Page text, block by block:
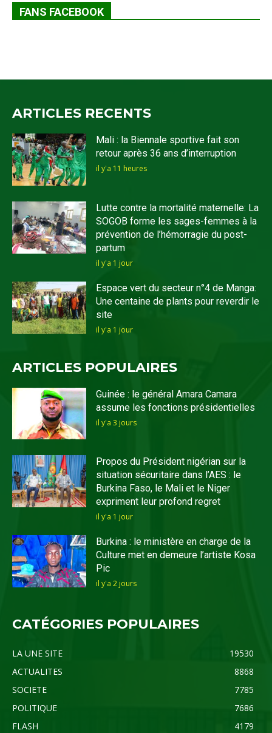
FANS FACEBOOK
ARTICLES RECENTS
Mali : la Biennale sportive fait son
retour après 36 ans d’interruption
il y'a 11 heures
Lutte contre la mortalité maternelle: La
SOGOB forme les sages-femmes à la
prévention de l’hémorragie du post-
partum
il y'a 1 jour
Espace vert du secteur n°4 de Manga:
Une centaine de plants pour reverdir le
site
il y'a 1 jour
ARTICLES POPULAIRES
Guinée : le général Amara Camara
assume les fonctions présidentielles
il y'a 3 jours
Propos du Président nigérian sur la
situation sécuritaire dans l’AES : le
Burkina Faso, le Mali et le Niger
expriment leur profond regret
il y'a 1 jour
Burkina : le ministère en charge de la
Culture met en demeure l’artiste Kosa
Pic
il y'a 2 jours
CATÉGORIES POPULAIRES
LA UNE SITE
19530
ACTUALITES
8868
SOCIETE
7785
POLITIQUE
7686
FLASH
4179